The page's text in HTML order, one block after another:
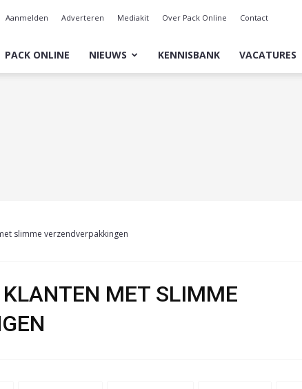
Aanmelden Adverteren Mediakit Over Pack Online Contact
PACK ONLINE NIEUWS KENNISBANK VACATURES
slimme verzendverpakkingen
MET SLIMME